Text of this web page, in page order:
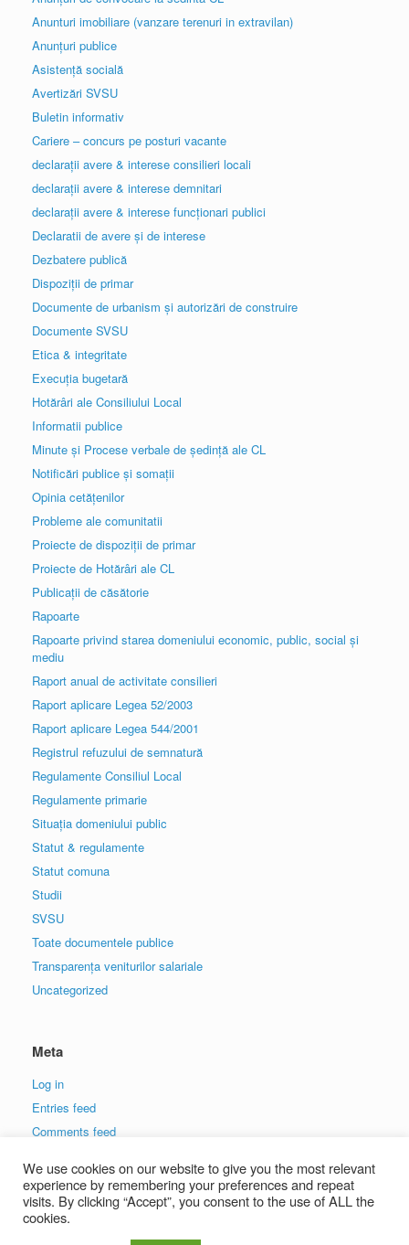
Anunturi imobiliare (vanzare terenuri in extravilan)
Anunțuri publice
Asistență socială
Avertizări SVSU
Buletin informativ
Cariere – concurs pe posturi vacante
declarații avere & interese consilieri locali
declarații avere & interese demnitari
declarații avere & interese funcționari publici
Declaratii de avere și de interese
Dezbatere publică
Dispoziții de primar
Documente de urbanism și autorizări de construire
Documente SVSU
Etica & integritate
Execuția bugetară
Hotărâri ale Consiliului Local
Informatii publice
Minute și Procese verbale de ședință ale CL
Notificări publice și somații
Opinia cetățenilor
Probleme ale comunitatii
Proiecte de dispoziții de primar
Proiecte de Hotărâri ale CL
Publicații de căsătorie
Rapoarte
Rapoarte privind starea domeniului economic, public, social și
mediu
Raport anual de activitate consilieri
Raport aplicare Legea 52/2003
Raport aplicare Legea 544/2001
Registrul refuzului de semnatură
Regulamente Consiliul Local
Regulamente primarie
Situația domeniului public
Statut & regulamente
Statut comuna
Studii
SVSU
Toate documentele publice
Transparența veniturilor salariale
Uncategorized
Meta
Log in
Entries feed
Comments feed
We use cookies on our website to give you the most relevant
experience by remembering your preferences and repeat
visits. By clicking “Accept”, you consent to the use of ALL the
cookies.